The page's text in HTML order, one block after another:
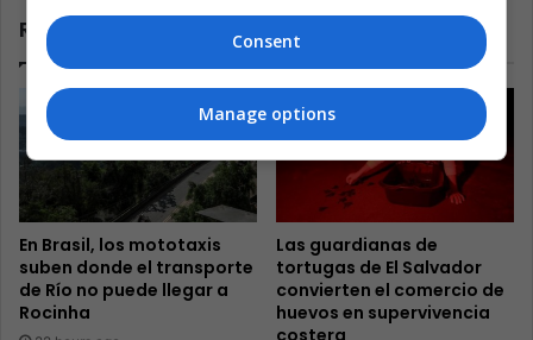
Related Articles
En Brasil, los mototaxis
suben donde el transporte
de Río no puede llegar a
Rocinha
Las guardianas de
tortugas de El Salvador
convierten el comercio de
huevos en supervivencia
Consent
Manage options